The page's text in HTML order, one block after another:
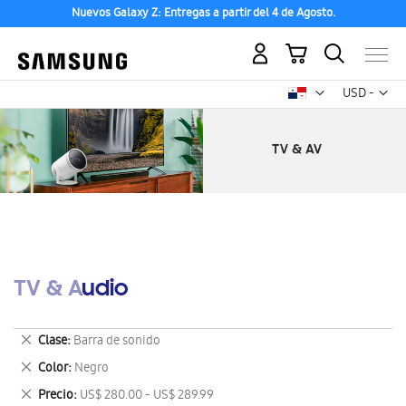
Nuevos Galaxy Z: Entregas a partir del 4 de Agosto.
USD -
dólar
Mi carrito
TV & Audio
Clase Barra de sonido
Eliminar
este
artículo
Color Negro
Eliminar
este
Precio US$ 280.00 - US$ 289.99
Eliminar